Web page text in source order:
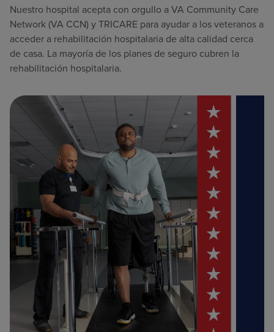
Nuestro hospital acepta con orgullo a VA Community Care
Network (VA CCN) y TRICARE para ayudar a los veteranos a
acceder a rehabilitación hospitalaria de alta calidad cerca
de casa. La mayoría de los planes de seguro cubren la
rehabilitación hospitalaria.